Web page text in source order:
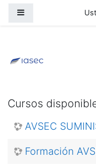
Formación
Cursos
AVSEC
Formación